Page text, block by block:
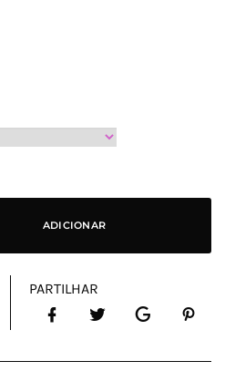
ADICIONAR
PARTILHAR